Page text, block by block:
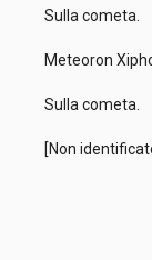
Sulla cometa.
Meteoron
Sulla cometa.
[Non